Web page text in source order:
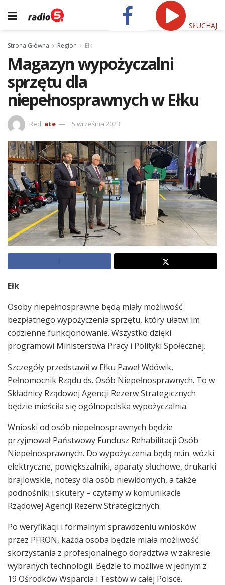
SŁUCHAJ
Strona Główna Region Ełk
Magazyn wypożyczalni
sprzętu dla
niepełnosprawnych w Ełku
Red. ate 5 września 2023
Ełk
Osoby niepełnosprawne będą miały możliwość
bezpłatnego wypożyczenia sprzętu, który ułatwi im
codzienne funkcjonowanie. Wszystko dzięki
programowi Ministerstwa Pracy i Polityki Społecznej.
Szczegóły przedstawił w Ełku Paweł Wdówik,
Pełnomocnik Rządu ds. Osób Niepełnosprawnych. To w
Składnicy Rządowej Agencji Rezerw Strategicznych
będzie mieściła się ogólnopolska wypożyczalnia.
Wnioski od osób niepełnosprawnych będzie
przyjmował Państwowy Fundusz Rehabilitacji Osób
Niepełnosprawnych. Do wypożyczenia będą m.in. wózki
elektryczne, powiększalniki, aparaty słuchowe, drukarki
brajlowskie, notesy dla osób niewidomych, a także
podnośniki i skutery – czytamy w komunikacie
Rządowej Agencji Rezerw Strategicznych.
Po weryfikacji i formalnym sprawdzeniu wniosków
przez PFRON, każda osoba będzie miała możliwość
skorzystania z profesjonalnego doradztwa w zakresie
wybranych technologii. Będzie to możliwe w jednym z
19 Ośrodków Wsparcia i Testów w całej Polsce.